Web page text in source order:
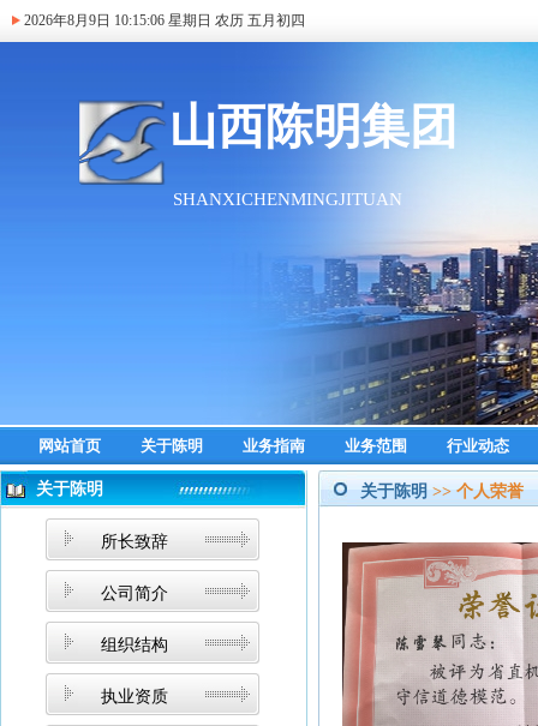
2026年8月9日 10:15:06 星期日 农历 五月初四
网站首页 关于陈明 业务指南 业务范围 行业动态
关于陈明
所长致辞
公司简介
组织结构
执业资质
关于陈明 >> 个人荣誉